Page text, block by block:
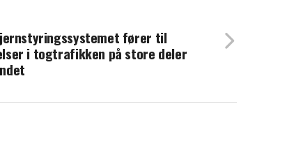
fører til
i togtrafikken på store deler